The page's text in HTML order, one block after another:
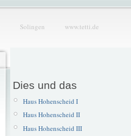
Solingen www.tetti.de
Dies und das
Haus Hohenscheid I
Haus Hohenscheid II
Haus Hohenscheid III